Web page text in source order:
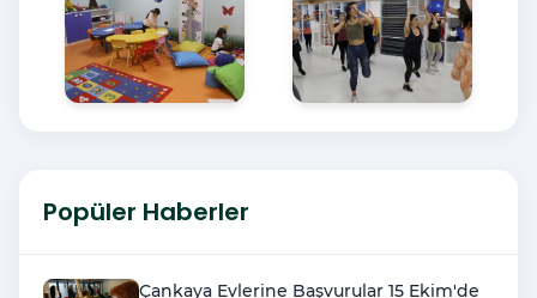
Popüler Haberler
Çankaya Evlerine Başvurular 15 Ekim'de